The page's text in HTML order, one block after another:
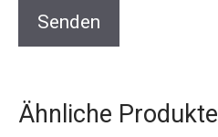
Ähnliche Produkte